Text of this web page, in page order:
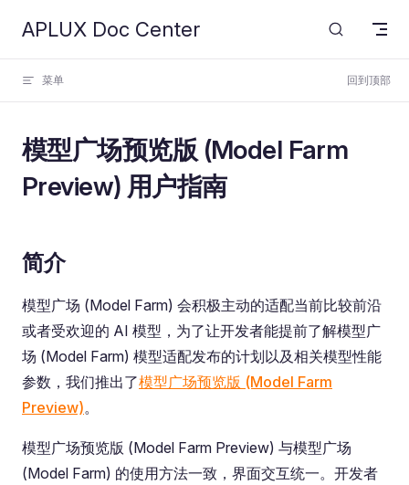
Skip to content
APLUX Doc Center
菜单 回到顶部
模型广场预览版 (Model Farm
Preview) 用户指南
简介
模型广场 (Model Farm) 会积极主动的适配当前比较前沿
或者受欢迎的 AI 模型，为了让开发者能提前了解模型广
场 (Model Farm) 模型适配发布的计划以及相关模型性能
参数，我们推出了模型广场预览版 (Model Farm
Preview)。
模型广场预览版 (Model Farm Preview) 与模型广场
(Model Farm) 的使用方法一致，界面交互统一。开发者